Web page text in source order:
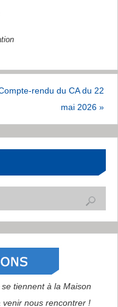
rendu du CA du 22
mai 2026»
tiennent à la Maison
venir nous rencontrer !